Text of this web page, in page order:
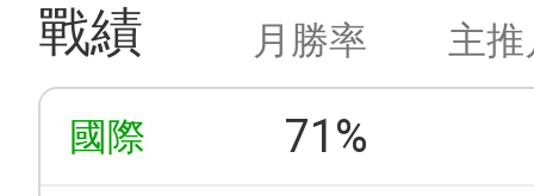
戰績 月勝率 主
國際 71%